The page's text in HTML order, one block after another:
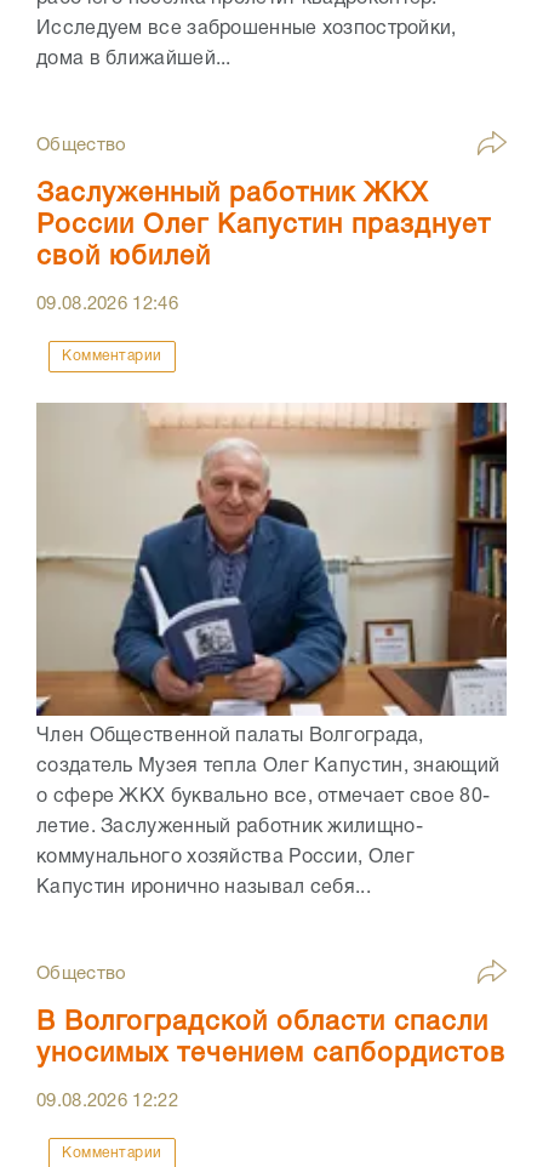
Исследуем все заброшенные хозпостройки,
дома в ближайшей...
Общество
Заслуженный работник ЖКХ
России Олег Капустин празднует
свой юбилей
09.08.2026 12:46
Комментарии
Член Общественной палаты Волгограда,
создатель Музея тепла Олег Капустин, знающий
о сфере ЖКХ буквально все, отмечает свое 80-
летие. Заслуженный работник жилищно-
коммунального хозяйства России, Олег
Капустин иронично называл себя...
Общество
В Волгоградской области спасли
уносимых течением сапбордистов
09.08.2026 12:22
Комментарии